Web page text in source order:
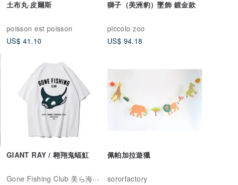
土布丸·皮爾斯
poisson est poisson
US$ 41.10
獅子（美洲豹）墜飾 鍍金款
piccolo zoo
US$ 94.18
GIANT RAY / 翱翔鬼蝠魟
Gone Fishing Club 美ら海倶楽部
佩帕加拉遊獵
sororfactory